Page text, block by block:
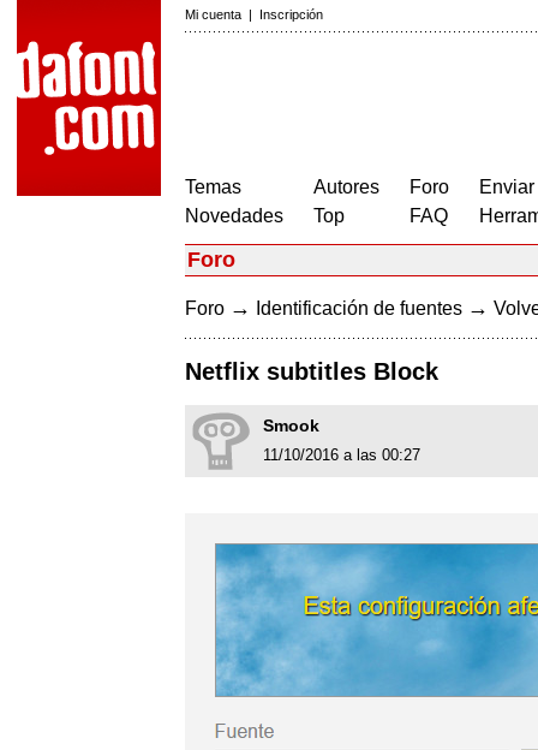
Mi cuenta | Inscripción
Temas
Novedades
Autores
Top
Foro
FAQ
Foro
Foro → Identificación de fuentes →
Netflix subtitles Block
Smook
11/10/2016 a las 00:27